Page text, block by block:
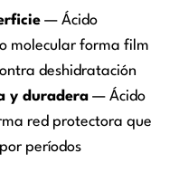
— Ácido
molecular forma film
deshidratación
y duradera — Ácido
red protectora que
períodos